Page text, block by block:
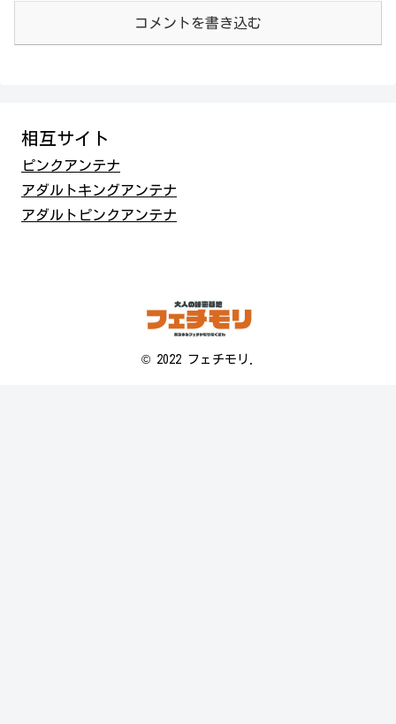
コメントを書き込む
相互サイト
ピンクアンテナ
アダルトキングアンテナ
アダルトピンクアンテナ
© 2022 フェチモリ.